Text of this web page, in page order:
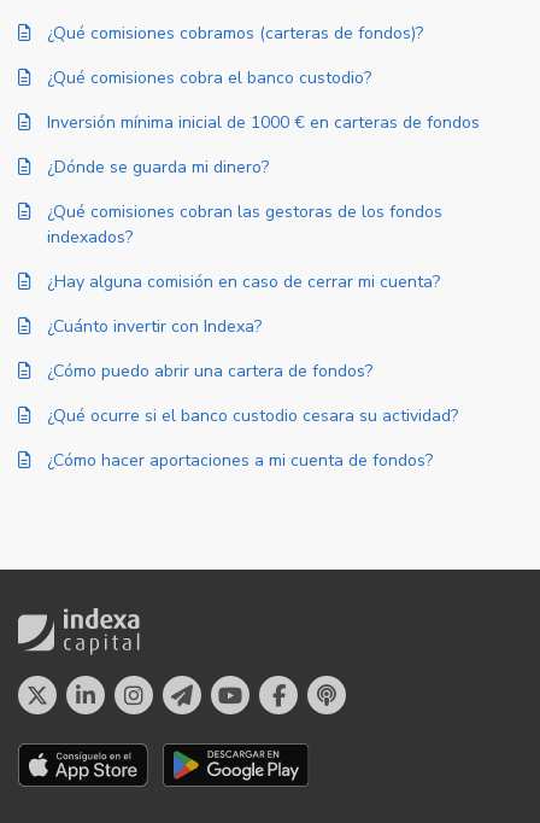
¿Qué comisiones cobramos (carteras de fondos)?
¿Qué comisiones cobra el banco custodio?
Inversión mínima inicial de 1000 € en carteras de fondos
¿Dónde se guarda mi dinero?
¿Qué comisiones cobran las gestoras de los fondos
indexados?
¿Hay alguna comisión en caso de cerrar mi cuenta?
¿Cuánto invertir con Indexa?
¿Cómo puedo abrir una cartera de fondos?
¿Qué ocurre si el banco custodio cesara su actividad?
¿Cómo hacer aportaciones a mi cuenta de fondos?